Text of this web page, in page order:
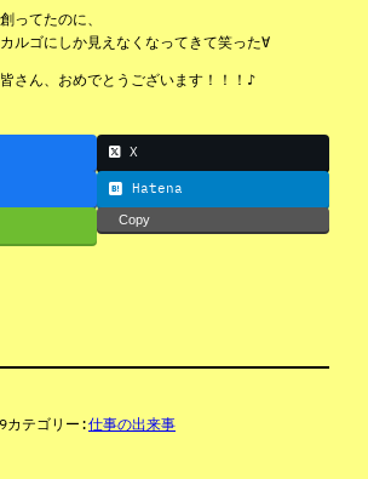
ってたのに、
ルゴにしか見えなくなってきて笑った∀
さん、おめでとうございます！！！♪
X
Hatena
Copy
カテゴリー:仕事の出来事